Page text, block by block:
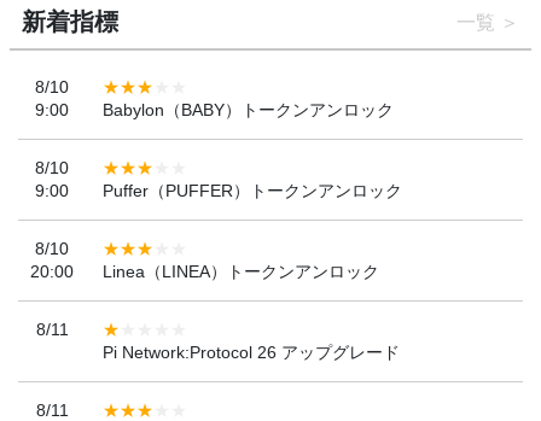
新着指標 一覧
8/10
9:00
Babylon（BABY）トークンアンロック
8/10
9:00
Puffer（PUFFER）トークンアンロック
8/10
20:00
Linea（LINEA）トークンアンロック
8/11
Pi Network:Protocol 26 アップグレード
8/11